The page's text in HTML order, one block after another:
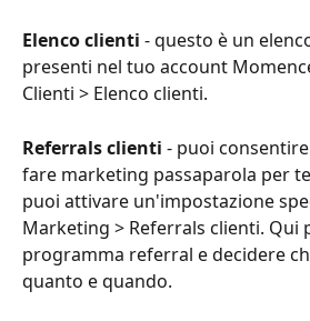
Elenco clienti - questo è un
presenti nel tuo account
Clienti > Elenco clienti.
Referrals clienti - puoi
fare marketing passaparola per
puoi attivare un'impostazione
Marketing > Referrals clienti. Qui
programma referral e decidere
quanto e quando.